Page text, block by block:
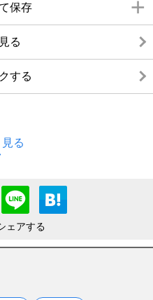
保存
る
する
る
ェアする